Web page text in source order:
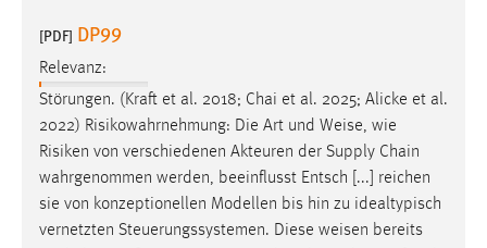
[PDF] DP99
Relevanz:
Störungen. (Kraft et al. 2018; Chai et al. 2025; Alicke et al.
2022) Risikowahrnehmung: Die Art und Weise, wie
Risiken von verschiedenen Akteuren der Supply Chain
wahrgenommen werden, beeinflusst Entsch [...] reichen
sie von konzeptionellen Modellen bis hin zu idealtypisch
vernetzten Steuerungssystemen. Diese weisen bereits